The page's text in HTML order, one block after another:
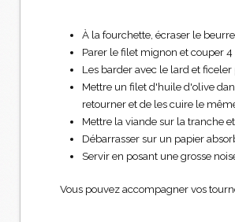
À la fourchette, écraser le
Parer le filet mignon et couper
Les barder avec le lard et
Mettre un filet d'huile d'olive
retourner et de les cuire le
Mettre la viande sur la tranche
Débarrasser sur un papier
Servir en posant une grosse
Vous pouvez accompagner vos